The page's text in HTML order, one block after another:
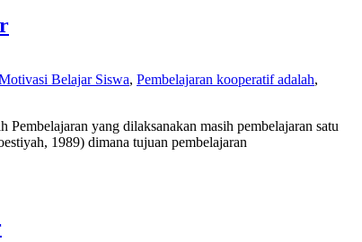
Belajar Siswa, Pembelajaran kooperatif adalah,
yang dilaksanakan masih pembelajaran satu
1989) dimana tujuan pembelajaran